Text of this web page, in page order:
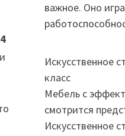
важное. Оно
Искусственное
класс
Мебель с
смотрится
Искусственное